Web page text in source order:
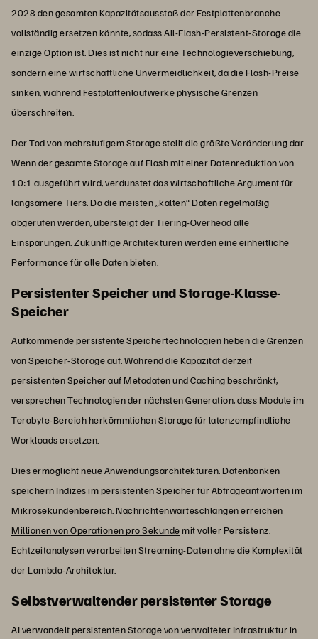
2028 den gesamten Kapazitätsausstoß der Festplattenbranche
vollständig ersetzen könnte, sodass All-Flash-Persistent-Storage die
einzige Option ist. Dies ist nicht nur eine Technologieverschiebung,
sondern eine wirtschaftliche Unvermeidlichkeit, da die Flash-Preise
sinken, während Festplattenlaufwerke physische Grenzen
überschreiten.
Der Tod von mehrstufigem Storage stellt die größte Veränderung dar.
Wenn der gesamte Storage auf Flash mit einer Datenreduktion von
10:1 ausgeführt wird, verdunstet das wirtschaftliche Argument für
langsamere Tiers. Da die meisten „kalten“ Daten regelmäßig
abgerufen werden, übersteigt der Tiering-Overhead alle
Einsparungen. Zukünftige Architekturen werden eine einheitliche
Performance für alle Daten bieten.
Persistenter Speicher und Storage-Klasse-
Speicher
Aufkommende persistente Speichertechnologien heben die Grenzen
von Speicher-Storage auf. Während die Kapazität derzeit
persistenten Speicher auf Metadaten und Caching beschränkt,
versprechen Technologien der nächsten Generation, dass Module im
Terabyte-Bereich herkömmlichen Storage für latenzempfindliche
Workloads ersetzen.
Dies ermöglicht neue Anwendungsarchitekturen. Datenbanken
speichern Indizes im persistenten Speicher für Abfrageantworten im
Mikrosekundenbereich. Nachrichtenwarteschlangen erreichen
Millionen von Operationen pro Sekundemit voller Persistenz.
Echtzeitanalysen verarbeiten Streaming-Daten ohne die Komplexität
der Lambda-Architektur.
Selbstverwaltender persistenter Storage
AI verwandelt persistenten Storage von verwalteter Infrastruktur in